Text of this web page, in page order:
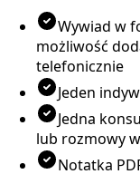
Wywiad w
możliwość
telefonicznie
Jeden
Jedna
lub rozmowy
Notatka